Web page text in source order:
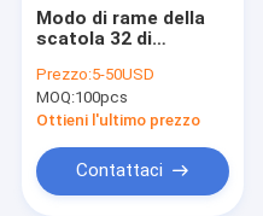
Modo di rame della
scatola 32 di
sbarra collettrice
impermeabile con la
copertura delle
Prezzo:5-50USD
MOQ:100pcs
Ottieni l'ultimo prezzo
Contattaci